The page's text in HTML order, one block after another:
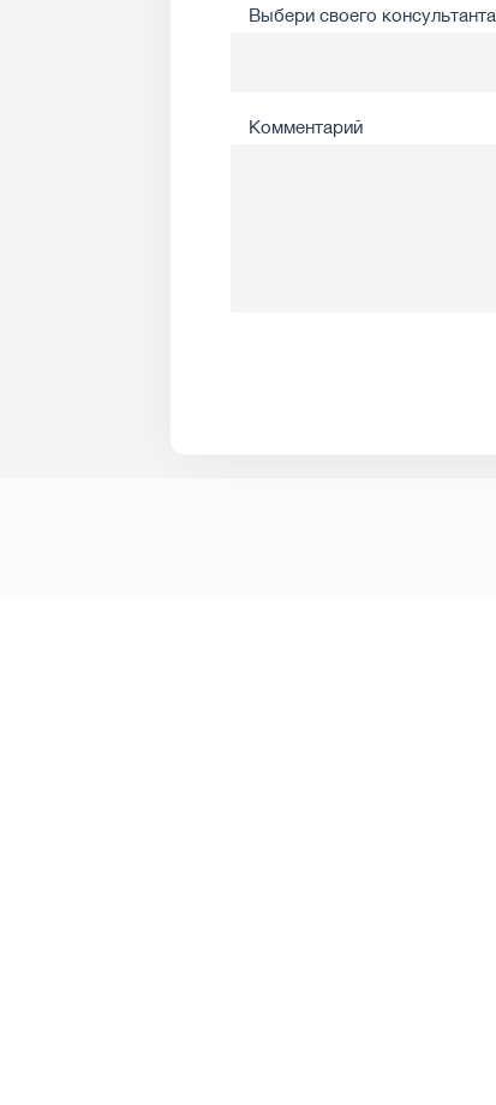
Выбери своего консультанта
Комментарий